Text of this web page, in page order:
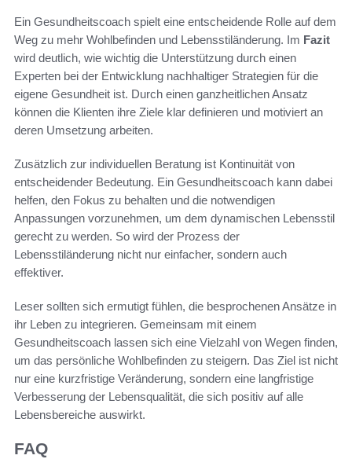
Ein Gesundheitscoach spielt eine entscheidende Rolle auf dem
Weg zu mehr Wohlbefinden und Lebensstiländerung. Im Fazit
wird deutlich, wie wichtig die Unterstützung durch einen
Experten bei der Entwicklung nachhaltiger Strategien für die
eigene Gesundheit ist. Durch einen ganzheitlichen Ansatz
können die Klienten ihre Ziele klar definieren und motiviert an
deren Umsetzung arbeiten.
Zusätzlich zur individuellen Beratung ist Kontinuität von
entscheidender Bedeutung. Ein Gesundheitscoach kann dabei
helfen, den Fokus zu behalten und die notwendigen
Anpassungen vorzunehmen, um dem dynamischen Lebensstil
gerecht zu werden. So wird der Prozess der
Lebensstiländerung nicht nur einfacher, sondern auch
effektiver.
Leser sollten sich ermutigt fühlen, die besprochenen Ansätze in
ihr Leben zu integrieren. Gemeinsam mit einem
Gesundheitscoach lassen sich eine Vielzahl von Wegen finden,
um das persönliche Wohlbefinden zu steigern. Das Ziel ist nicht
nur eine kurzfristige Veränderung, sondern eine langfristige
Verbesserung der Lebensqualität, die sich positiv auf alle
Lebensbereiche auswirkt.
FAQ